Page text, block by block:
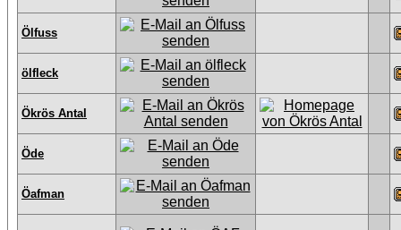
Ölfuss
ölfleck
Ökrös Antal
Öde
Öafman